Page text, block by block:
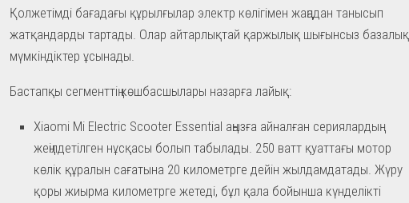
Қолжетімді бағадағы құрылғылар электр көлігімен жаңадан танысып
жатқандарды тартады. Олар айтарлықтай қаржылық шығынсыз базалық
мүмкіндіктер ұсынады.
Бастапқы сегменттің көшбасшылары назарға лайық:
Xiaomi Mi Electric Scooter Essential аңызға айналған сериялардың
жеңілдетілген нұсқасы болып табылады. 250 ватт қуаттағы мотор
көлік құралын сағатына 20 километрге дейін жылдамдатады. Жүру
қоры жиырма километрге жетеді, бұл қала бойынша күнделікті